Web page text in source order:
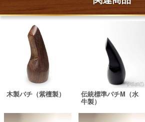
木製バチ（紫檀製）
伝統標準バチM（水
牛製）